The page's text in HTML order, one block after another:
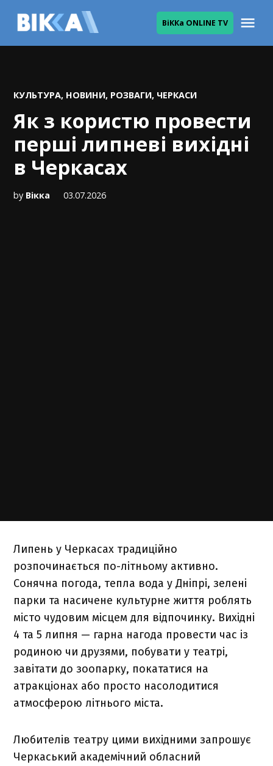
ВіККа ONLINE TV
POSTED
КУЛЬТУРА, НОВИНИ, РОЗВАГИ, ЧЕРКАСИ
Як з користю провести
перші липневі вихідні
в Черкасах
by Вікка 03.07.2026
Липень у Черкасах традиційно
розпочинається по-літньому активно.
Сонячна погода, тепла вода у Дніпрі, зелені
парки та насичене культурне життя роблять
місто чудовим місцем для відпочинку. Вихідні
4 та 5 липня — гарна нагода провести час із
родиною чи друзями, побувати у театрі,
завітати до зоопарку, покататися на
атракціонах або просто насолодитися
атмосферою літнього міста.
Любителів театру цими вихідними запрошує
Черкаський академічний обласний